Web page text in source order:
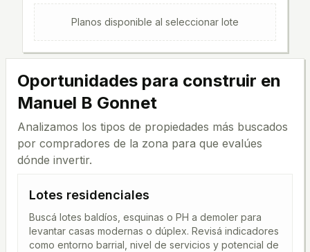
Planos disponible al seleccionar lote
Oportunidades para construir en
Manuel B Gonnet
Analizamos los tipos de propiedades más buscados
por compradores de la zona para que evalúes
dónde invertir.
Lotes residenciales
Buscá lotes baldíos, esquinas o PH a demoler para
levantar casas modernas o dúplex. Revisá indicadores
como entorno barrial, nivel de servicios y potencial de